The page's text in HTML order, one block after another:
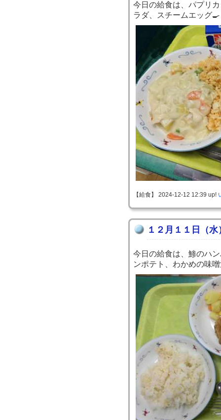
今日の給食は、パプリ
ラダ、スチームエッグ
【給食】 2024-12-12 12:39 up!
１２月１１日（水
今日の給食は、鯵のハ
ンポテト、わかめの味